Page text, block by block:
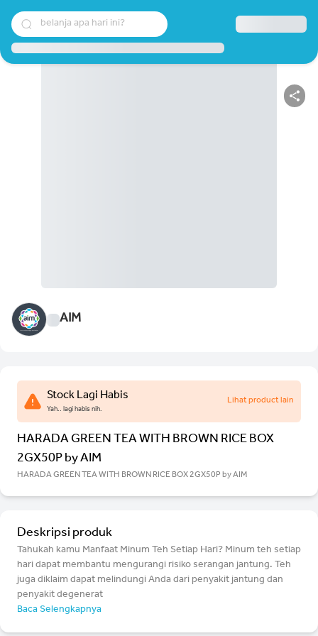
belanja apa hari ini?
AIM
Stock Lagi Habis
Yah.. lagi habis nih.
Lihat product lain
HARADA GREEN TEA WITH BROWN RICE BOX
2GX50P by AIM
HARADA GREEN TEA WITH BROWN RICE BOX 2GX50P by AIM
Deskripsi produk
Tahukah kamu Manfaat Minum Teh Setiap Hari? Minum teh setiap
hari dapat membantu mengurangi risiko serangan jantung. Teh
juga diklaim dapat melindungi Anda dari penyakit jantung dan
penyakit degenerat
Baca Selengkapnya